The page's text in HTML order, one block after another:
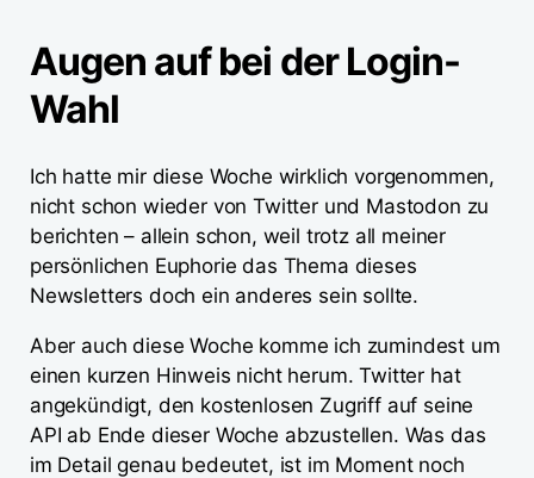
Augen auf bei der Login-
Wahl
Ich hatte mir diese Woche wirklich vorgenommen,
nicht schon wieder von Twitter und Mastodon zu
berichten – allein schon, weil trotz all meiner
persönlichen Euphorie das Thema dieses
Newsletters doch ein anderes sein sollte.
Aber auch diese Woche komme ich zumindest um
einen kurzen Hinweis nicht herum. Twitter hat
angekündigt, den kostenlosen Zugriff auf seine
API ab Ende dieser Woche abzustellen. Was das
im Detail genau bedeutet, ist im Moment noch